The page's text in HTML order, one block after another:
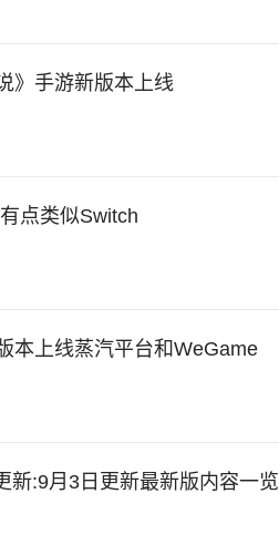
》手游新版本上线
点类似Switch
本上线蒸汽平台和WeGame
新:9月3日更新最新版内容一览